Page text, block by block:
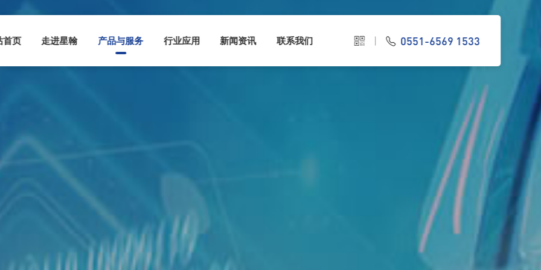
首页 走进星翰 产品与服务 行业应用 新闻资讯 联系我们 0551-6569 1533